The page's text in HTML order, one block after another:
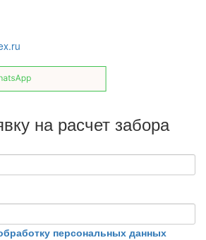
на расчет забора
персональных данных